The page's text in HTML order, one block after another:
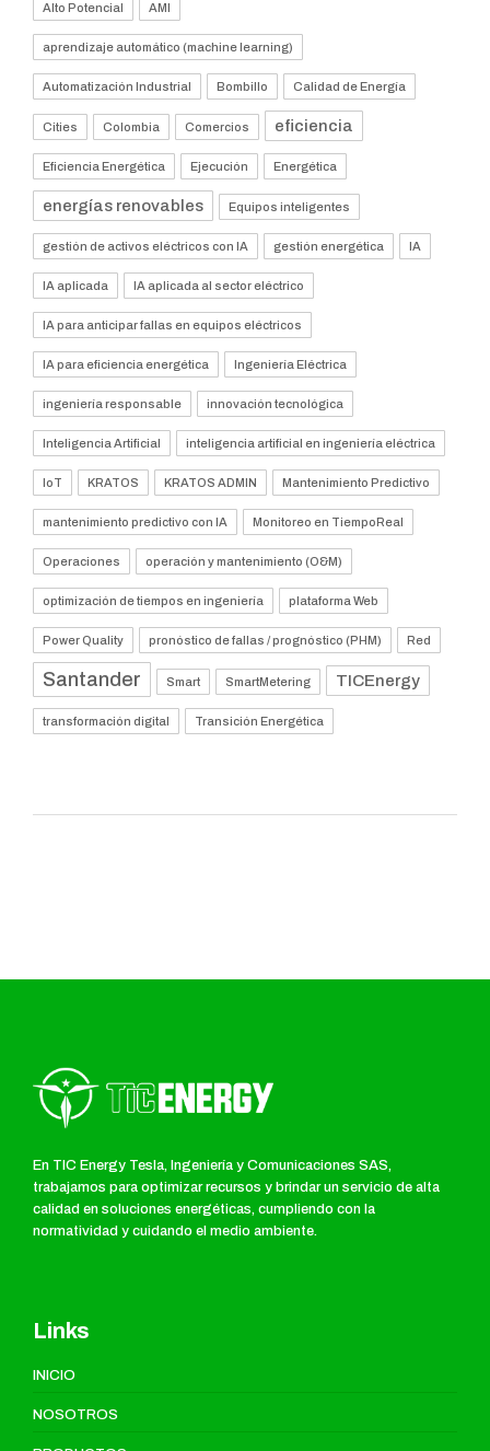
Alto Potencial AMI
aprendizaje automático (machine learning)
Automatización Industrial Bombillo Calidad de Energía
Cities Colombia Comercios eficiencia
Eficiencia Energética Ejecución Energética
energías renovables Equipos inteligentes
gestión de activos eléctricos con IA gestión energética IA
IA aplicada IA aplicada al sector eléctrico
IA para anticipar fallas en equipos eléctricos
IA para eficiencia energética Ingeniería Eléctrica
ingeniería responsable innovación tecnológica
Inteligencia Artificial inteligencia artificial en ingeniería eléctrica
IoT KRATOS KRATOS ADMIN Mantenimiento Predictivo
mantenimiento predictivo con IA Monitoreo en TiempoReal
Operaciones operación y mantenimiento (O&M)
optimización de tiempos en ingeniería plataforma Web
Power Quality pronóstico de fallas / prognóstico (PHM) Red
Santander Smart SmartMetering TICEnergy
transformación digital Transición Energética
En TIC Energy Tesla, Ingeniería y Comunicaciones SAS,
trabajamos para optimizar recursos y brindar un servicio de alta
calidad en soluciones energéticas, cumpliendo con la
normatividad y cuidando el medio ambiente.
Links
INICIO
NOSOTROS